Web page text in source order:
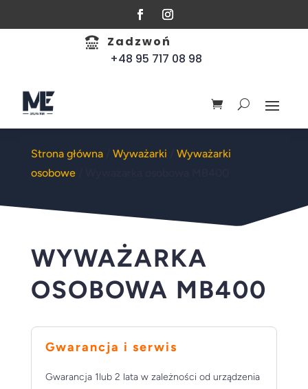

Zadzwoń
+48 95 717 08 98
Strona główna/ Wyważarki
Wyważarki
osobowe/ Wyważarka osobowa MB400
WYWAŻARKA
OSOBOWA MB400
Gwarancja i serwis
Gwarancja 1lub 2 lata w zależności od urządzenia